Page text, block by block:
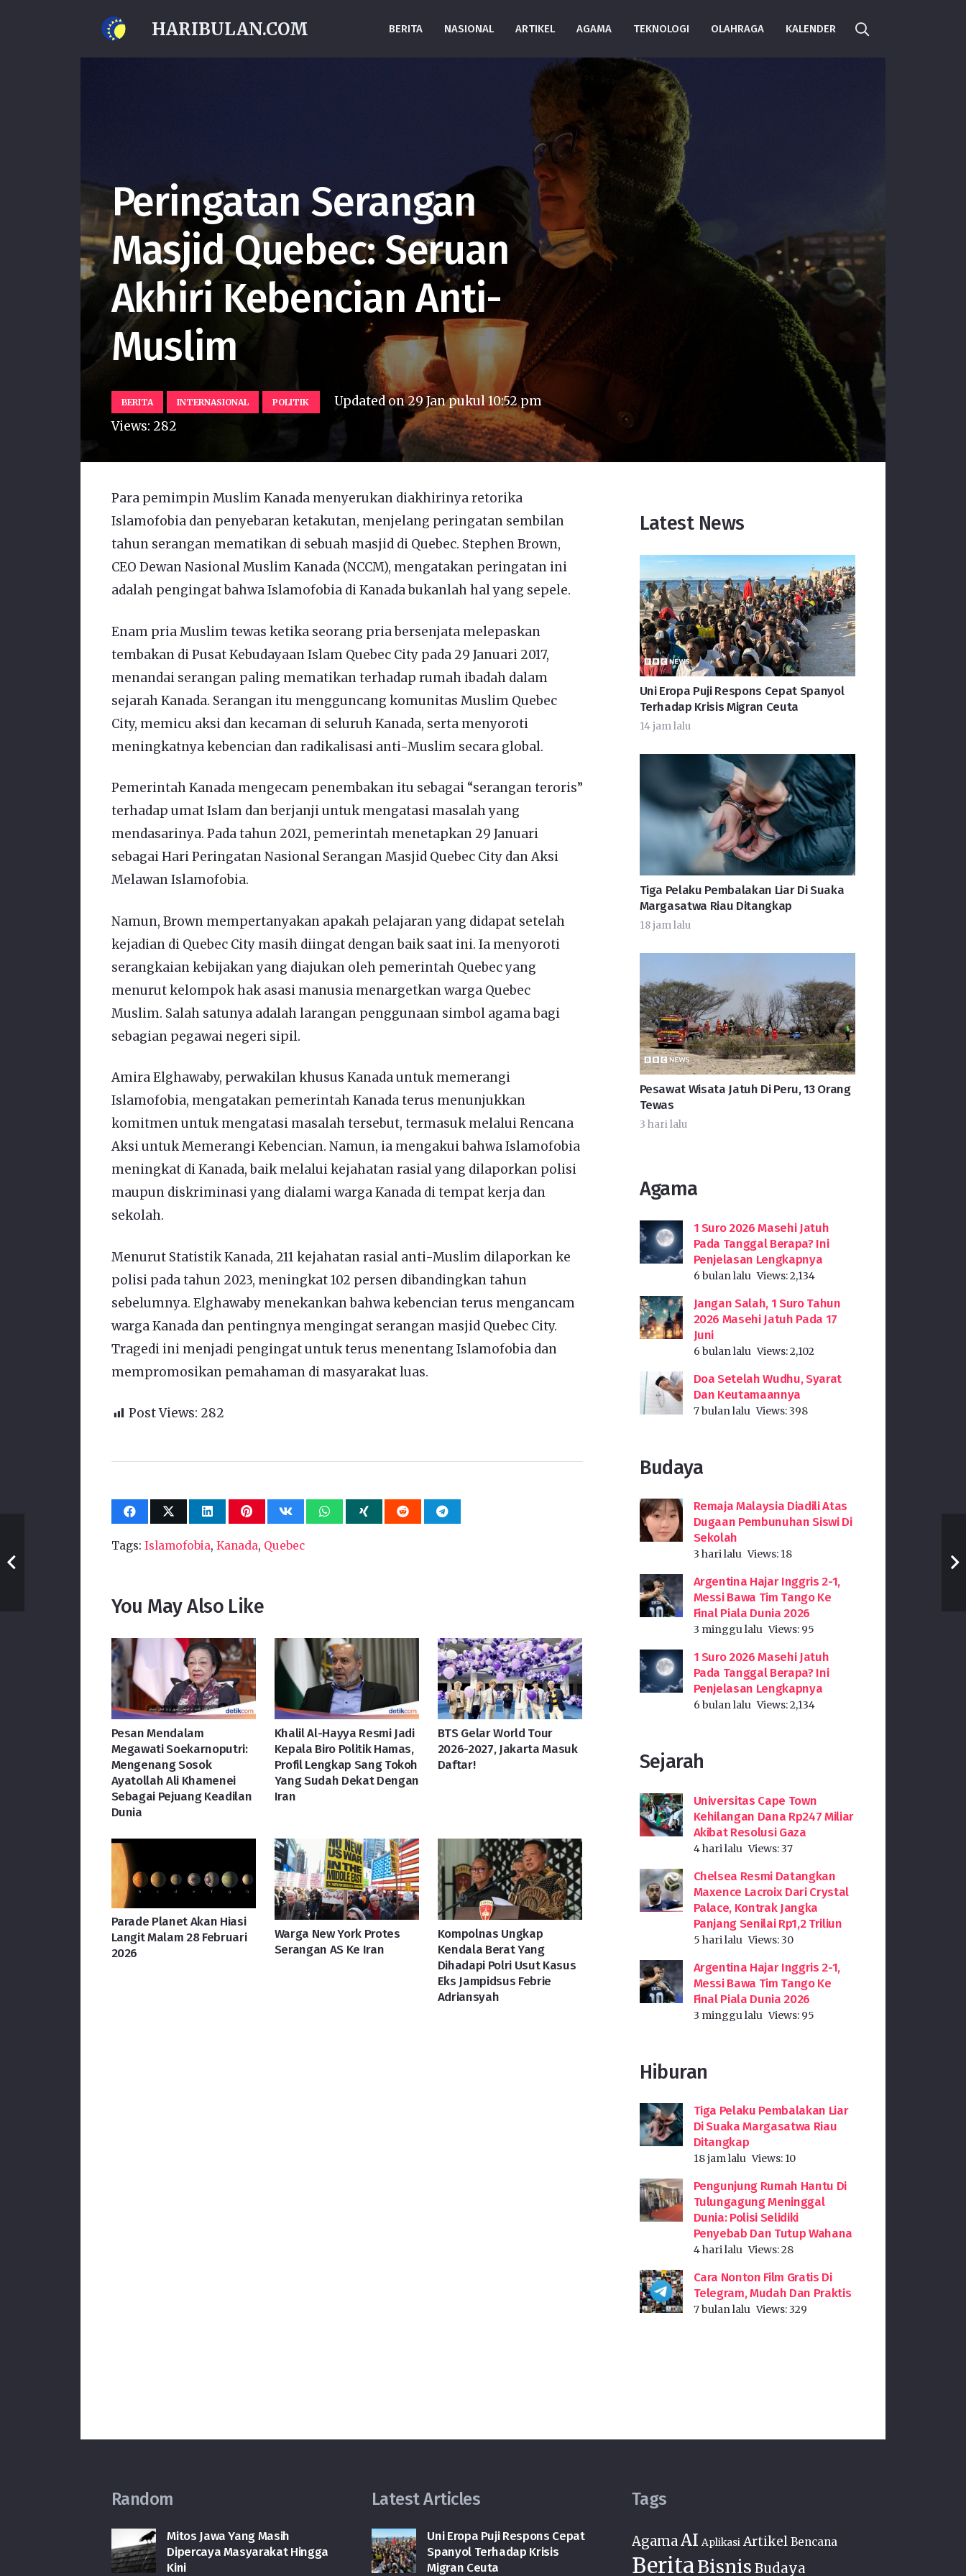
HARIBULAN.COM BERITA NASIONAL ARTIKEL AGAMA TEKNOLOGI OLAHRAGA KALENDER
Peringatan Serangan
Masjid Quebec: Seruan
Akhiri Kebencian Anti-
Muslim
BERITA INTERNASIONAL POLITIK Updated on29 Jan pukul 10:52 pm
Views: 282
Para pemimpin Muslim Kanada menyerukan diakhirinya retorika
Islamofobia dan penyebaran ketakutan, menjelang peringatan sembilan
tahun serangan mematikan di sebuah masjid di Quebec. Stephen Brown,
CEO Dewan Nasional Muslim Kanada (NCCM), mengatakan peringatan ini
adalah pengingat bahwa Islamofobia di Kanada bukanlah hal yang sepele.
Enam pria Muslim tewas ketika seorang pria bersenjata melepaskan
tembakan di Pusat Kebudayaan Islam Quebec City pada 29 Januari 2017,
menandai serangan paling mematikan terhadap rumah ibadah dalam
sejarah Kanada. Serangan itu mengguncang komunitas Muslim Quebec
City, memicu aksi dan kecaman di seluruh Kanada, serta menyoroti
meningkatnya kebencian dan radikalisasi anti-Muslim secara global.
Pemerintah Kanada mengecam penembakan itu sebagai “serangan teroris”
terhadap umat Islam dan berjanji untuk mengatasi masalah yang
mendasarinya. Pada tahun 2021, pemerintah menetapkan 29 Januari
sebagai Hari Peringatan Nasional Serangan Masjid Quebec City dan Aksi
Melawan Islamofobia.
Namun, Brown mempertanyakan apakah pelajaran yang didapat setelah
kejadian di Quebec City masih diingat dengan baik saat ini. Ia menyoroti
serangkaian kebijakan yang diajukan oleh pemerintah Quebec yang
menurut kelompok hak asasi manusia menargetkan warga Quebec
Muslim. Salah satunya adalah larangan penggunaan simbol agama bagi
sebagian pegawai negeri sipil.
Amira Elghawaby, perwakilan khusus Kanada untuk memerangi
Islamofobia, mengatakan pemerintah Kanada terus menunjukkan
komitmen untuk mengatasi masalah tersebut, termasuk melalui Rencana
Aksi untuk Memerangi Kebencian. Namun, ia mengakui bahwa Islamofobia
meningkat di Kanada, baik melalui kejahatan rasial yang dilaporkan polisi
maupun diskriminasi yang dialami warga Kanada di tempat kerja dan
sekolah.
Menurut Statistik Kanada, 211 kejahatan rasial anti-Muslim dilaporkan ke
polisi pada tahun 2023, meningkat 102 persen dibandingkan tahun
sebelumnya. Elghawaby menekankan bahwa kebencian terus mengancam
warga Kanada dan pentingnya mengingat serangan masjid Quebec City.
Tragedi ini menjadi pengingat untuk terus menentang Islamofobia dan
mempromosikan pemahaman di masyarakat luas.
Post Views: 282
Tags: Islamofobia, Kanada, Quebec
You May Also Like
Pesan Mendalam
Megawati Soekarnoputri:
Mengenang Sosok
Ayatollah Ali Khamenei
Sebagai Pejuang Keadilan
Dunia
Khalil Al-Hayya Resmi Jadi
Kepala Biro Politik Hamas,
Profil Lengkap Sang Tokoh
Yang Sudah Dekat Dengan
Iran
BTS Gelar World Tour
2026-2027, Jakarta Masuk
Daftar!
Parade Planet Akan Hiasi
Langit Malam 28 Februari
2026
Warga New York Protes
Serangan AS Ke Iran
Kompolnas Ungkap
Kendala Berat Yang
Dihadapi Polri Usut Kasus
Eks Jampidsus Febrie
Adriansyah
Latest News
Uni Eropa Puji Respons Cepat Spanyol
Terhadap Krisis Migran Ceuta
14 jam lalu
Tiga Pelaku Pembalakan Liar Di Suaka
Margasatwa Riau Ditangkap
18 jam lalu
Pesawat Wisata Jatuh Di Peru, 13 Orang
Tewas
3 hari lalu
Agama
1 Suro 2026 Masehi Jatuh
Pada Tanggal Berapa? Ini
Penjelasan Lengkapnya
6 bulan lalu Views:2,134
Jangan Salah, 1 Suro Tahun
2026 Masehi Jatuh Pada 17
Juni
6 bulan lalu Views:2,102
Doa Setelah Wudhu, Syarat
Dan Keutamaannya
7 bulan lalu Views:398
Budaya
Remaja Malaysia Diadili Atas
Dugaan Pembunuhan Siswi Di
Sekolah
3 hari lalu Views: 18
Argentina Hajar Inggris 2-1,
Messi Bawa Tim Tango Ke
Final Piala Dunia 2026
3 minggu lalu Views: 95
1 Suro 2026 Masehi Jatuh
Pada Tanggal Berapa? Ini
Penjelasan Lengkapnya
6 bulan lalu Views:2,134
Sejarah
Universitas Cape Town
Kehilangan Dana Rp247 Miliar
Akibat Resolusi Gaza
4 hari lalu Views:37
Chelsea Resmi Datangkan
Maxence Lacroix Dari Crystal
Palace, Kontrak Jangka
Panjang Senilai Rp1,2 Triliun
5 hari lalu Views:30
Argentina Hajar Inggris 2-1,
Messi Bawa Tim Tango Ke
Final Piala Dunia 2026
3 minggu lalu Views: 95
Hiburan
Tiga Pelaku Pembalakan Liar
Di Suaka Margasatwa Riau
Ditangkap
18 jam lalu Views: 10
Pengunjung Rumah Hantu Di
Tulungagung Meninggal
Dunia: Polisi Selidiki
Penyebab Dan Tutup Wahana
4 hari lalu Views:28
Cara Nonton Film Gratis Di
Telegram, Mudah Dan Praktis
7 bulan lalu Views:329
Random
Mitos Jawa Yang Masih
Dipercaya Masyarakat Hingga
Kini
Latest Articles
Uni Eropa Puji Respons Cepat
Spanyol Terhadap Krisis
Migran Ceuta
Tags
AgamaAI Aplikasi Artikel Bencana
BeritaBisnis Budaya